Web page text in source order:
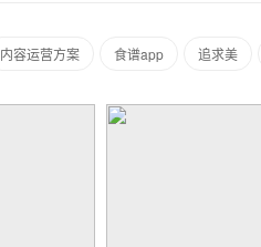
内容运营方案 食谱app 追求美